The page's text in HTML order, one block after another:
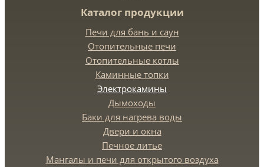
Каталог продукции
Печи для бань и саун
Отопительные печи
Отопительные котлы
Каминные топки
Электрокамины
Дымоходы
Баки для нагрева воды
Двери и окна
Печное литье
Мангалы и печи для открытого воздуха